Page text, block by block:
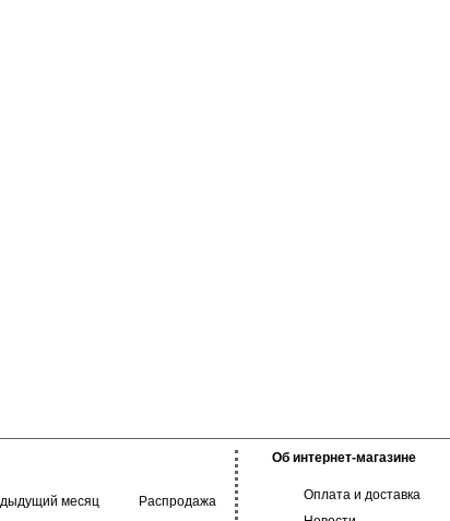
месяц Распродажа
Об интернет-магазине
Оплата и доставка